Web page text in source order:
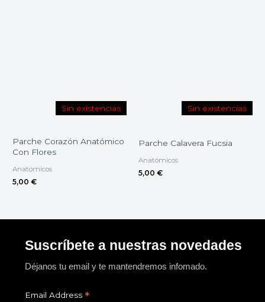
Sin existencias
Parche Corazón Anatómico
Con Flores
Anatómicos
5,00 €
Sin existencias
Parche Calavera Fucsia
Anatómicos
5,00 €
Suscríbete a nuestras novedades
Déjanos tu email y te mantendremos infomado.
Email Address *